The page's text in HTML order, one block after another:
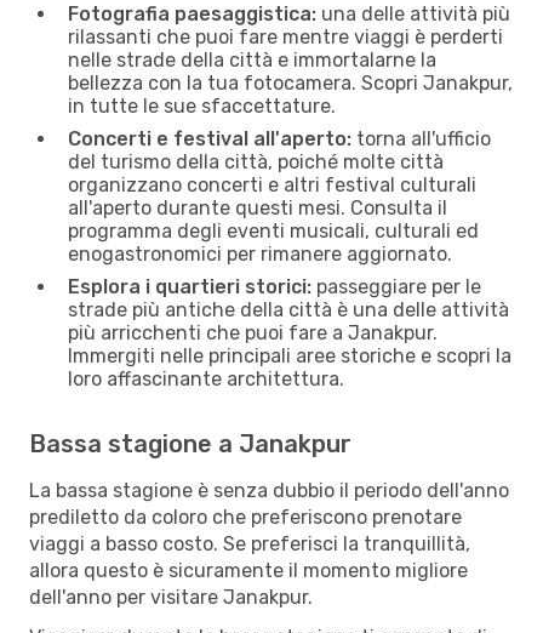
Fotografia paesaggistica: una delle attività più
rilassanti che puoi fare mentre viaggi è perderti
nelle strade della città e immortalarne la
bellezza con la tua fotocamera. Scopri Janakpur,
in tutte le sue sfaccettature.
Concerti e festival all'aperto: torna all'ufficio
del turismo della città, poiché molte città
organizzano concerti e altri festival culturali
all'aperto durante questi mesi. Consulta il
programma degli eventi musicali, culturali ed
enogastronomici per rimanere aggiornato.
Esplora i quartieri storici: passeggiare per le
strade più antiche della città è una delle attività
più arricchenti che puoi fare a Janakpur.
Immergiti nelle principali aree storiche e scopri la
loro affascinante architettura.
Bassa stagione a Janakpur
La bassa stagione è senza dubbio il periodo dell'anno
prediletto da coloro che preferiscono prenotare
viaggi a basso costo. Se preferisci la tranquillità,
allora questo è sicuramente il momento migliore
dell'anno per visitare Janakpur.